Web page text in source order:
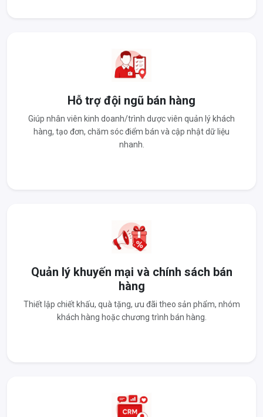
Hỗ trợ đội ngũ bán hàng
Giúp nhân viên kinh doanh/trình dược viên quản lý khách
hàng, tạo đơn, chăm sóc điểm bán và cập nhật dữ liệu
nhanh.
Quản lý khuyến mại và chính sách bán
hàng
Thiết lập chiết khấu, quà tặng, ưu đãi theo sản phẩm, nhóm
khách hàng hoặc chương trình bán hàng.